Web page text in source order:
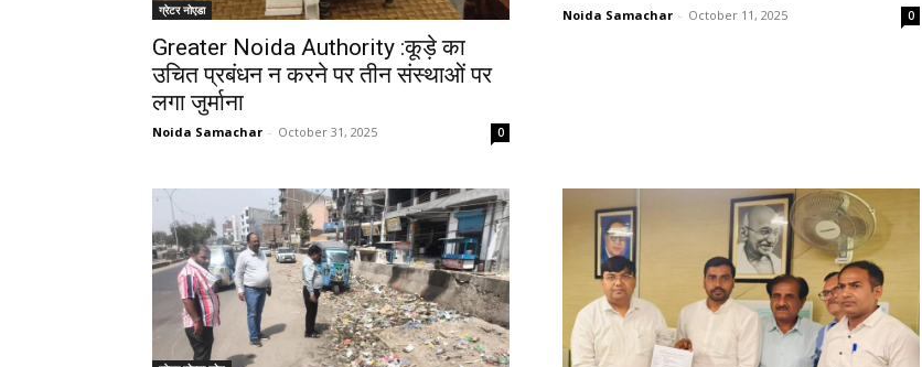
ग्रेटर नोएडा
Greater Noida Authority :कूड़े का
उचित प्रबंधन न करने पर तीन संस्थाओं पर
लगा जुर्माना
Noida Samachar - October 31, 2025 0
Noida Samachar - October 11, 2025 0